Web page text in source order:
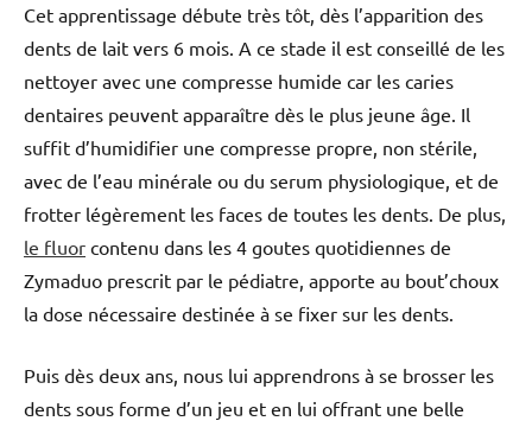
Cet apprentissage débute très tôt, dès l’apparition des
dents de lait vers 6 mois. A ce stade il est conseillé de les
nettoyer avec une compresse humide car les caries
dentaires peuvent apparaître dès le plus jeune âge. Il
suffit d’humidifier une compresse propre, non stérile,
avec de l’eau minérale ou du serum physiologique, et de
frotter légèrement les faces de toutes les dents. De plus,
le fluor contenu dans les 4 goutes quotidiennes de
Zymaduo prescrit par le pédiatre, apporte au bout’choux
la dose nécessaire destinée à se fixer sur les dents.
Puis dès deux ans, nous lui apprendrons à se brosser les
dents sous forme d’un jeu et en lui offrant une belle